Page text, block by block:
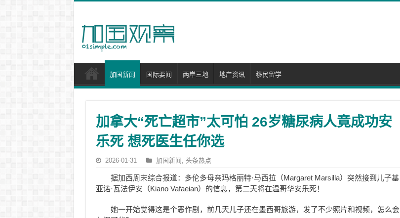
加国新闻 国际要闻 两岸三地 地产资讯 移民留学
加拿大“死亡超市”太可怕 26岁糖尿病人竟成功安
乐死 想死医生任你选
2026-01-31 加国新闻 , 头条热点
据加西周末综合报道：多伦多母亲玛格丽特·马西拉（Margaret Marsilla）突然接到儿子基
亚诺·瓦法伊安（Kiano Vafaeian）的信息，第二天将在温哥华安乐死！
她一开始觉得这是个恶作剧，前几天儿子还在墨西哥旅游，发了不少照片和视频，怎么会